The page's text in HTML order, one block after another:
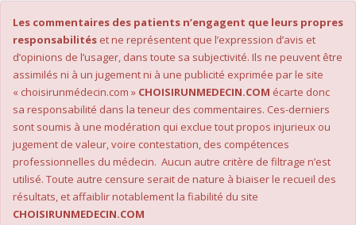
Les commentaires des patients n’engagent que leurs propres
responsabilités et ne représentent que l’expression d’avis et
d’opinions de l’usager, dans toute sa subjectivité. Ils ne peuvent être
assimilés ni à un jugement ni à une publicité exprimée par le site
« choisirunmédecin.com » CHOISIRUNMEDECIN.COM écarte donc
sa responsabilité dans la teneur des commentaires. Ces-derniers
sont soumis à une modération qui exclue tout propos injurieux ou
jugement de valeur, voire contestation, des compétences
professionnelles du médecin. Aucun autre critère de filtrage n’est
utilisé. Toute autre censure serait de nature à biaiser le recueil des
résultats, et affaiblir notablement la fiabilité du site
CHOISIRUNMEDECIN.COM